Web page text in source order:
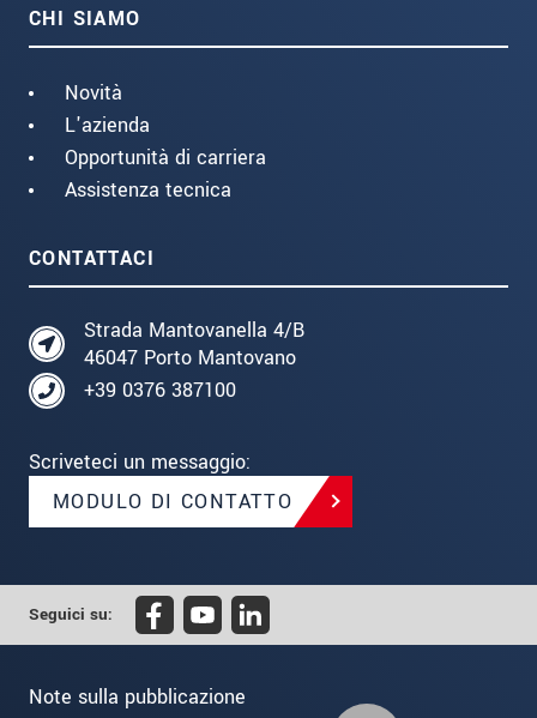
CHI SIAMO
Novità
L'azienda
Opportunità di carriera
Assistenza tecnica
CONTATTACI
Strada Mantovanella 4/B
46047 Porto Mantovano
+39 0376 387100
Scriveteci un messaggio:
MODULO DI CONTATTO
Seguici su:
Note sulla pubblicazione